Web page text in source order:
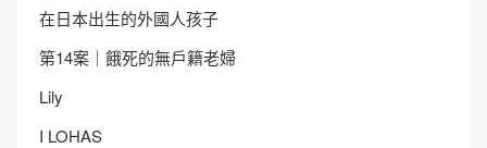
在日本出生的外國人孩子
第14案｜餓死的無戶籍老婦
Lily
I LOHAS